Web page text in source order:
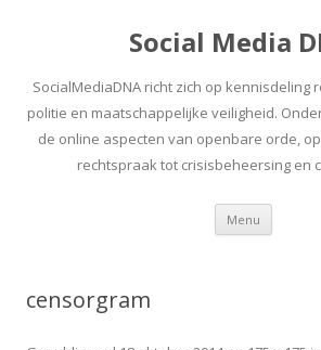
Social Media
SocialMediaDNA richt zich op kennisdeling
politie en maatschappelijke veiligheid.
de online aspecten van openbare orde,
rechtspraak tot crisisbeheersing en
Menu Spring
inhoud
censorgram